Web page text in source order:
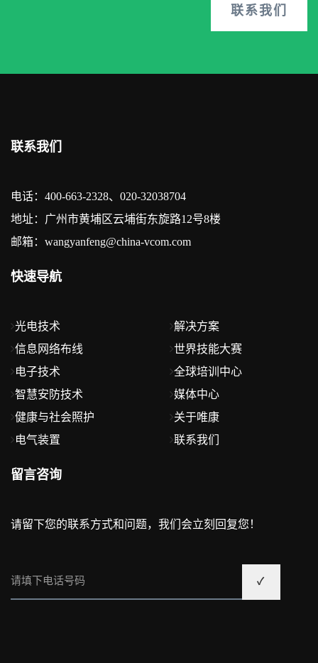
联系我们
联系我们
电话：400-663-2328、020-32038704
地址：广州市黄埔区云埔街东旋路12号8楼
邮箱：wangyanfeng@china-vcom.com
快速导航
光电技术
信息网络布线
电子技术
智慧安防技术
健康与社会照护
电气装置
解决方案
世界技能大赛
全球培训中心
媒体中心
关于唯康
联系我们
留言咨询
请留下您的联系方式和问题，我们会立刻回复您！